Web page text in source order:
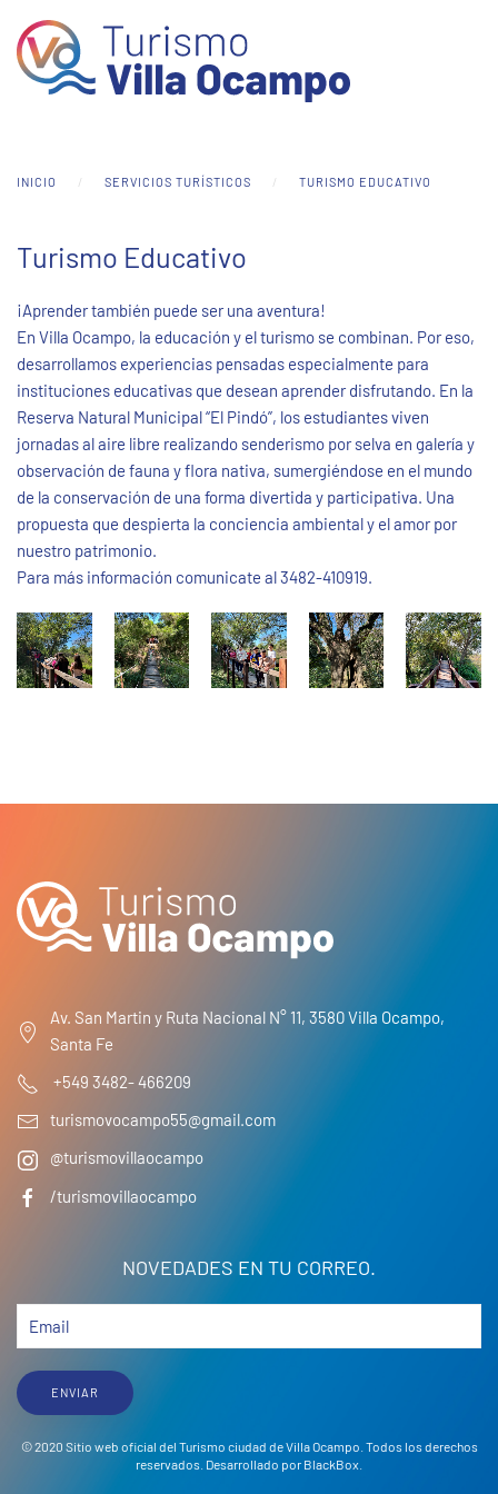
Skip to main content
INICIO SERVICIOS TURÍSTICOS TURISMO EDUCATIVO
Turismo Educativo
¡Aprender también puede ser una aventura!
En Villa Ocampo, la educación y el turismo se combinan. Por eso,
desarrollamos experiencias pensadas especialmente para
instituciones educativas que desean aprender disfrutando. En la
Reserva Natural Municipal “El Pindó”, los estudiantes viven
jornadas al aire libre realizando senderismo por selva en galería y
observación de fauna y flora nativa, sumergiéndose en el mundo
de la conservación de una forma divertida y participativa. Una
propuesta que despierta la conciencia ambiental y el amor por
nuestro patrimonio.
Para más información comunicate al 3482-410919.
Av. San Martin y Ruta Nacional N° 11, 3580 Villa Ocampo,
Santa Fe
+549 3482- 466209
turismovocampo55@gmail.com
@turismovillaocampo
/turismovillaocampo
NOVEDADES EN TU CORREO.
ENVIAR
© 2020 Sitio web oficial del Turismo ciudad de Villa Ocampo. Todos los derechos
reservados. Desarrollado por BlackBox